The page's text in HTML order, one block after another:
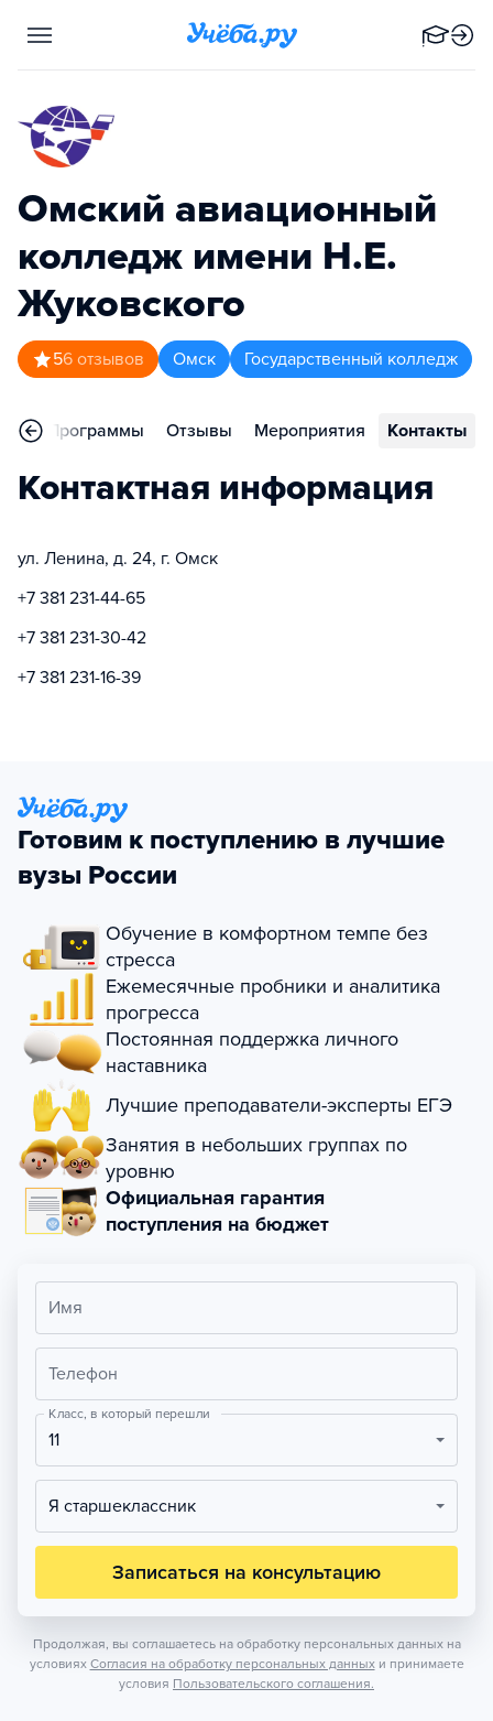
Омский авиационный
колледж имени Н.Е.
Жуковского
56 отзывов Омск Государственный колледж
Программы Отзывы Мероприятия Контакты
Контактная информация
ул. Ленина, д. 24, г. Омск
+7 381 231-44-65
+7 381 231-30-42
+7 381 231-16-39
Готовим к поступлению в лучшие
вузы России
Обучение в комфортном темпе без
стресса
Ежемесячные пробники и аналитика
прогресса
Постоянная поддержка личного
наставника
Лучшие преподаватели-эксперты ЕГЭ
Занятия в небольших группах по
уровню
Официальная гарантия
поступления на бюджет
Имя
Телефон
Класс, в который перешли
11
Я старшеклассник
Записаться на консультацию
Продолжая, вы соглашаетесь на обработку персональных данных на
условиях Согласия на обработку персональных данных и принимаете
условия Пользовательского соглашения.